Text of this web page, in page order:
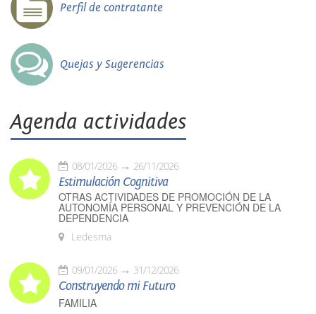
Perfil de contratante
Quejas y Sugerencias
Agenda actividades
08/01/2026 26/11/2026
Estimulación Cognitiva
OTRAS ACTIVIDADES DE PROMOCIÓN DE LA
AUTONOMÍA PERSONAL Y PREVENCIÓN DE LA
DEPENDENCIA
Ledesma
09/01/2026 31/12/2026
Construyendo mi Futuro
FAMILIA